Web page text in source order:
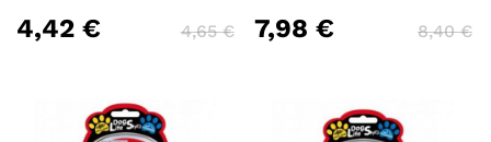
4,42 € 4,65€ 7,98€ 8,40€